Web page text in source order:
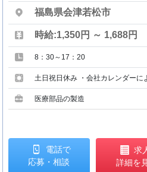
福島県会津若松市
時給:1,350円 ～ 1,688円
8：30～17：20
土日祝日休み ・会社カレンダーに
医療部品の製造
電話で
応募・相談
求
詳細を